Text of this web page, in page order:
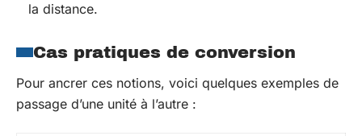
la distance.
Cas pratiques de conversion
Pour ancrer ces notions, voici quelques exemples de
passage d’une unité à l’autre :